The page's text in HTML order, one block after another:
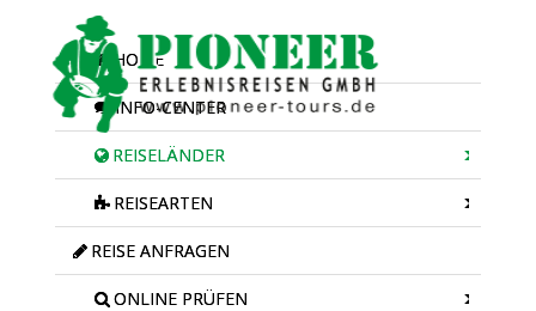
HOME
INFO-CENTER
REISELÄNDER
REISEARTEN
REISE ANFRAGEN
ONLINE PRÜFEN